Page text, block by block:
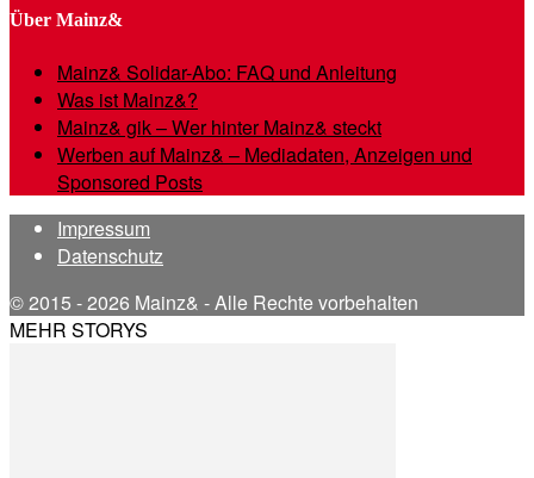
Über Mainz&
Mainz& Solidar-Abo: FAQ und Anleitung
Was ist Mainz&?
Mainz& gik – Wer hinter Mainz& steckt
Werben auf Mainz& – Mediadaten, Anzeigen und
Sponsored Posts
Impressum
Datenschutz
© 2015 - 2026 Mainz& - Alle Rechte vorbehalten
MEHR STORYS